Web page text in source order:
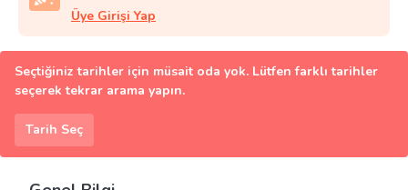
Üye Girişi Yap
Seçtiğiniz tarihler için müsait oda yok. Lütfen farklı tarihler
seçerek tekrar arama yapın.
Tarih Seç